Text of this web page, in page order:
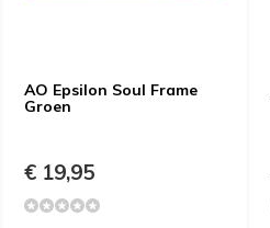
AO Epsilon Soul Frame
Groen
€ 19,95